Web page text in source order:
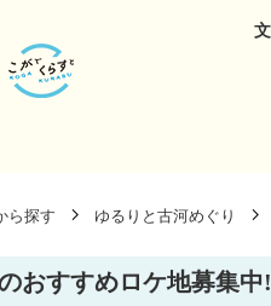
ら探す ゆるりと古河めぐり
おすすめロケ地募集中!